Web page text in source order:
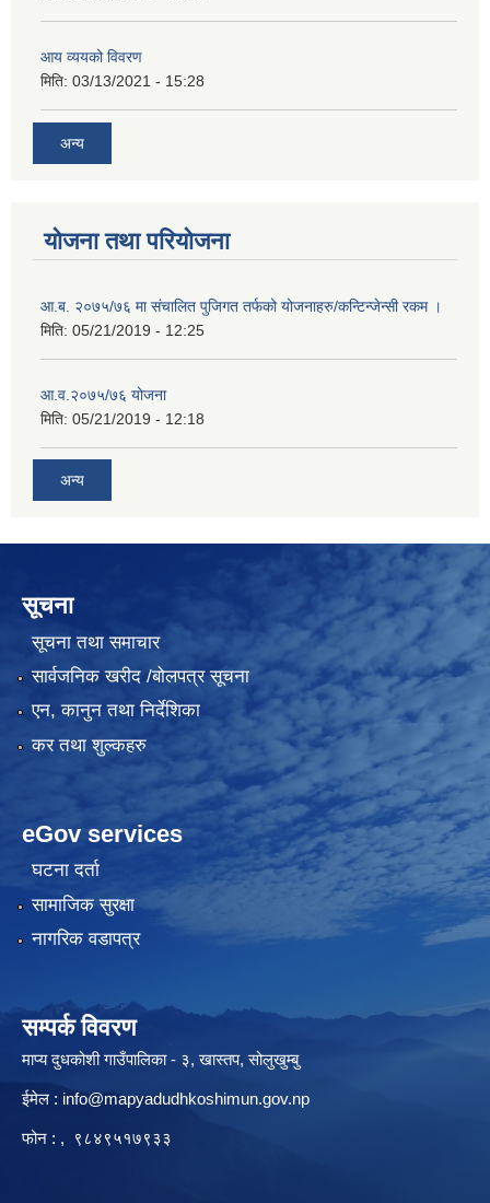
आय व्ययको विवरण
मिति: 03/13/2021 - 15:28
अन्य
योजना तथा परियोजना
आ.ब. २०७५/७६ मा संचालित पुजिगत तर्फको योजनाहरु/कन्टिन्जेन्सी रकम ।
मिति: 05/21/2019 - 12:25
आ.व.२०७५/७६ योजना
मिति: 05/21/2019 - 12:18
अन्य
सूचना
सूचना तथा समाचार
सार्वजनिक खरीद /बोलपत्र सूचना
एन, कानुन तथा निर्देशिका
कर तथा शुल्कहरु
eGov services
घटना दर्ता
सामाजिक सुरक्षा
नागरिक वडापत्र
सम्पर्क विवरण
माप्य दुधकोशी गाउँपालिका - ३, खास्तप, सोलुखुम्बु
ईमेल : info@mapyadudhkoshimun.gov.np
फोन : , ९८४९५१७९३३